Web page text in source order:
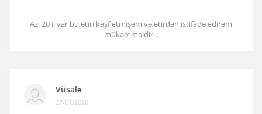
Azı 20 il var bu ətiri kəşf etmişəm və ətirdən istifadə edirəm
mükəmməldir...
Vüsalə
27/01/2026